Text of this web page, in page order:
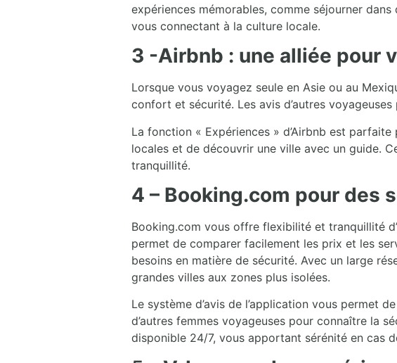
expériences mémorables, comme séjourner
vous connectant à la culture locale.
3 -Airbnb : une alliée pour
Lorsque vous voyagez seule en Asie ou au
confort et sécurité. Les avis d’autres
La fonction « Expériences » d’Airbnb est
locales et de découvrir une ville avec un guide.
tranquillité.
4 – Booking.com pour des
Booking.com vous offre flexibilité et tranquillité
permet de comparer facilement les prix et les
besoins en matière de sécurité. Avec un large
grandes villes aux zones plus isolées.
Le système d’avis de l’application vous permet
d’autres femmes voyageuses pour connaître la
disponible 24/7, vous apportant sérénité en cas